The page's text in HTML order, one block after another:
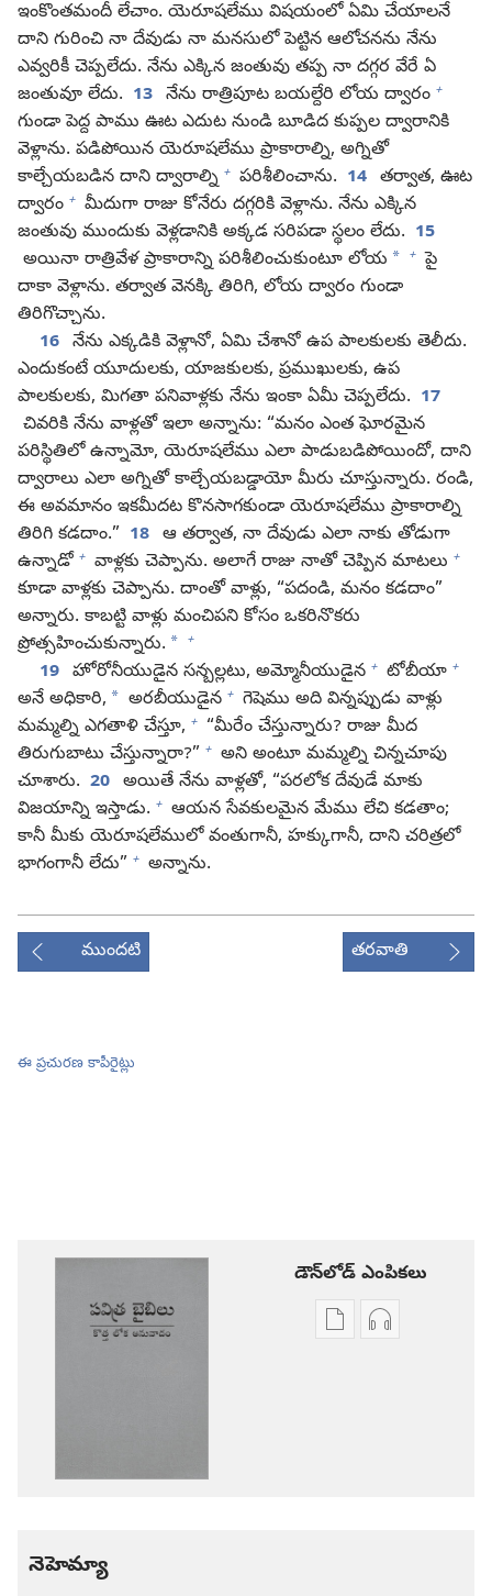
ఇంకొంతమందీ లేచాం. యెరూషలేము విషయంలో ఏమి చేయాలనే
దాని గురించి నా దేవుడు నా మనసులో పెట్టిన ఆలోచనను నేను
ఎవ్వరికీ చెప్పలేదు. నేను ఎక్కిన జంతువు తప్ప నా దగ్గర వేరే ఏ
జంతువూ లేదు. 13 నేను రాత్రిపూట బయల్దేరి లోయ ద్వారం +
గుండా పెద్ద పాము ఊట ఎదుట నుండి బూడిద కుప్పల ద్వారానికి
వెళ్లాను. పడిపోయిన యెరూషలేము ప్రాకారాల్ని, అగ్నితో
కాల్చేయబడిన దాని ద్వారాల్ని + పరిశీలించాను. 14 తర్వాత, ఊట
ద్వారం + మీదుగా రాజు కోనేరు దగ్గరికి వెళ్లాను. నేను ఎక్కిన
జంతువు ముందుకు వెళ్లడానికి అక్కడ సరిపడా స్థలం లేదు. 15
అయినా రాత్రివేళ ప్రాకారాన్ని పరిశీలించుకుంటూ లోయ * + పై
దాకా వెళ్లాను. తర్వాత వెనక్కి తిరిగి, లోయ ద్వారం గుండా
తిరిగొచ్చాను.
16 నేను ఎక్కడికి వెళ్లానో, ఏమి చేశానో ఉప పాలకులకు తెలీదు.
ఎందుకంటే యూదులకు, యాజకులకు, ప్రముఖులకు, ఉప
పాలకులకు, మిగతా పనివాళ్లకు నేను ఇంకా ఏమీ చెప్పలేదు. 17
చివరికి నేను వాళ్లతో ఇలా అన్నాను: “మనం ఎంత ఘోరమైన
పరిస్థితిలో ఉన్నామో, యెరూషలేము ఎలా పాడుబడిపోయిందో, దాని
ద్వారాలు ఎలా అగ్నితో కాల్చేయబడ్డాయో మీరు చూస్తున్నారు. రండి,
ఈ అవమానం ఇకమీదట కొనసాగకుండా యెరూషలేము ప్రాకారాల్ని
తిరిగి కడదాం.” 18 ఆ తర్వాత, నా దేవుడు ఎలా నాకు తోడుగా
ఉన్నాడో + వాళ్లకు చెప్పాను. అలాగే రాజు నాతో చెప్పిన మాటలు +
కూడా వాళ్లకు చెప్పాను. దాంతో వాళ్లు, “పదండి, మనం కడదాం”
అన్నారు. కాబట్టి వాళ్లు మంచిపని కోసం ఒకరినొకరు
ప్రోత్సహించుకున్నారు. * +
19 హోరోనీయుడైన సన్బల్లటు, అమ్మోనీయుడైన + టోబీయా +
అనే అధికారి, * అరబీయుడైన + గెషెము అది విన్నప్పుడు వాళ్లు
మమ్మల్ని ఎగతాళి చేస్తూ, +
“మీరేం చేస్తున్నారు? రాజు మీద
తిరుగుబాటు చేస్తున్నారా?” + అని అంటూ మమ్మల్ని చిన్నచూపు
చూశారు. 20 అయితే నేను వాళ్లతో, “పరలోక దేవుడే మాకు
విజయాన్ని ఇస్తాడు. + ఆయన సేవకులమైన మేము లేచి కడతాం;
కానీ మీకు యెరూషలేములో వంతుగానీ, హక్కుగానీ, దాని చరిత్రలో
భాగంగానీ లేదు” + అన్నాను.
ముందటి తరవాతి
ఈ ప్రచురణ కాపీరైట్లు
డౌన్‌లోడ్‌ ఎంపికలు
ప్రచురణలఆడియో
నెహెమ్యా